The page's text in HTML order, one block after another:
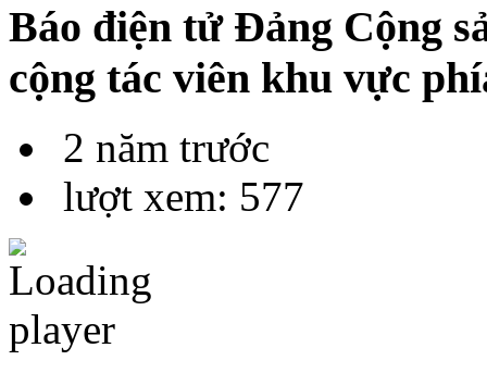
Báo điện tử Đảng Cộng
cộng tác viên khu vực
2 năm trước
lượt xem: 577